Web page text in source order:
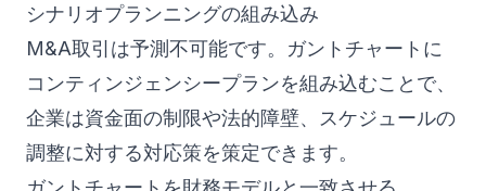
シナリオプランニングの組み込み
M&A取引は予測不可能です。ガントチャートに
コンティンジェンシープランを組み込むことで、
企業は資金面の制限や法的障壁、スケジュールの
調整に対する対応策を策定できます。